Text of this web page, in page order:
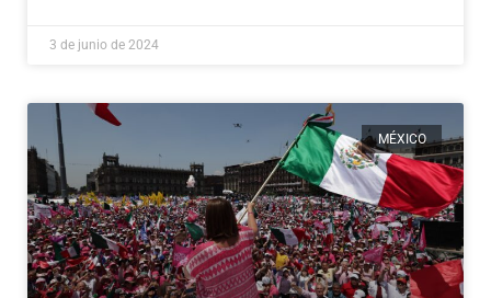
3 de junio de 2024
MÉXICO